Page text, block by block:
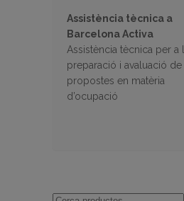
Assistència tècnica a
Barcelona Activa
Assistència tècnica per a
preparació i avaluació de
propostes en matèria
d’ocupació